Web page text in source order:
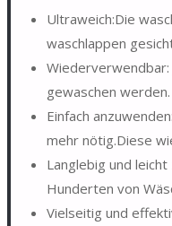
Ultraweich:Die
waschlappen
gewaschen
Einfach
mehr nötig.Diese
Langlebig und
Hunderten von
Vielseitig und